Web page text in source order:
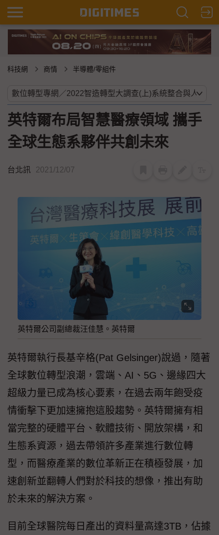
科技網 商情 半導體/零組件
英特爾布局智慧醫療領域 攜手
全球生態系夥伴共創未來
台北訊 2021/12/07
英特爾公司副總裁汪佳慧。英特爾
英特爾執行長基辛格(Pat Gelsinger)說過，隨著
全球數位轉型浪潮，雲端、AI、5G、邊緣四大
超級力量已成為核心要素，在過去兩年飽受疫
情衝擊下更加速擁抱這股趨勢。英特爾擁有相
當完整的硬體平台、軟體技術、開放架構，和
生態系資源，過去帶領許多產業進行數位轉
型，而醫療產業的數位革新正在積極發展，加
速創新並翻轉人們對於科技的想像，推出有助
於未來的解決方案。
目前全球醫院每日產出的資料量高達3TB，佔據